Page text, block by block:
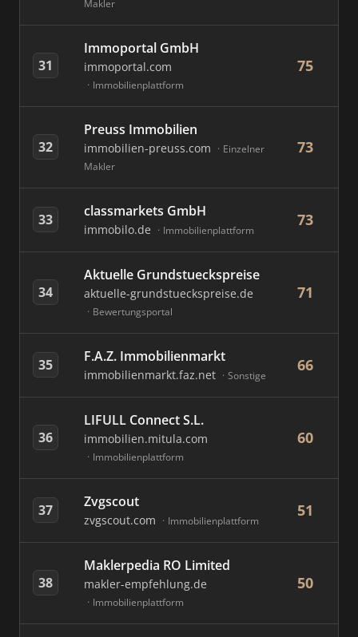
Makler
31
Immoportal GmbH
immoportal.com
Immobilienplattform
75
32
Preuss Immobilien
immobilien-preuss.com
Einzelner
Makler
73
33 classmarkets GmbH
immobilo.de Immobilienplattform
73
34
Aktuelle Grundstueckspreise
aktuelle-grundstueckspreise.de
Bewertungsportal
71
35 F.A.Z. Immobilienmarkt
immobilienmarkt.faz.net Sonstige
66
36
LIFULL Connect S.L.
immobilien.mitula.com
Immobilienplattform
60
37 Zvgscout
zvgscout.com Immobilienplattform
51
38
Maklerpedia RO Limited
makler-empfehlung.de
Immobilienplattform
50